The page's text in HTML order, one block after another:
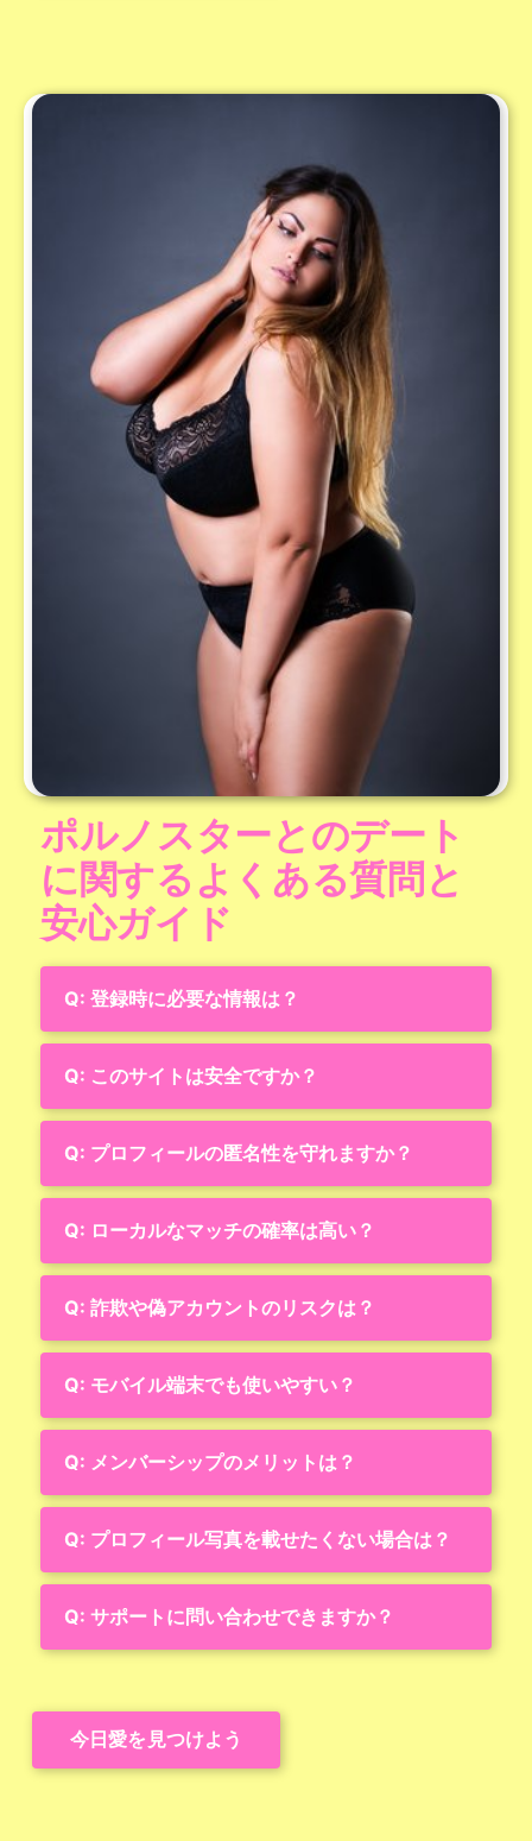
ポルノスターとのデート
に関するよくある質問と
安心ガイド
Q: 登録時に必要な情報は？
Q: このサイトは安全ですか？
Q: プロフィールの匿名性を守れますか？
Q: ローカルなマッチの確率は高い？
Q: 詐欺や偽アカウントのリスクは？
Q: モバイル端末でも使いやすい？
Q: メンバーシップのメリットは？
Q: プロフィール写真を載せたくない場合は？
Q: サポートに問い合わせできますか？
今日愛を見つけよう